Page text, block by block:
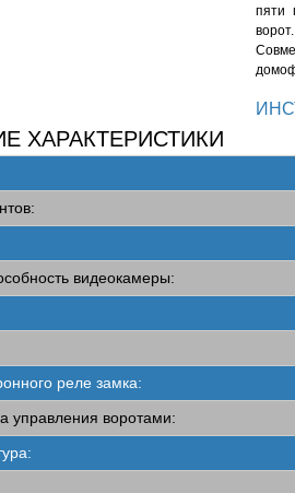
пяти
ворот.
ХАРАКТЕРИСТИКИ
видеокамеры:
реле замка:
управления воротами: